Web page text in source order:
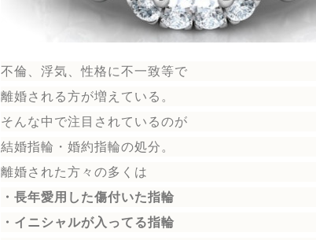
不倫、浮気、性格に不一致等で
離婚される方が増えている。
そんな中で注目されているのが
結婚指輪 ・婚約指輪の処分。
離婚された方々の多くは
・長年愛用した傷付いた指輪
・イニシャルが入ってる指輪